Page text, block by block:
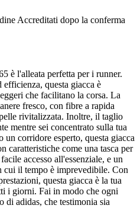
Accreditati dopo la conferma
è l'alleata perfetta per i runner.
questa giacca è
che facilitano la corsa. La
fresco, con fibre a rapida
rivitalizzata. Inoltre, il taglio
mentre sei concentrato sulla tua
corridore esperto, questa giacca
caratteristiche come una tasca per
accesso all'essenziale, e un
il tempo è imprevedibile. Con
questa giacca è la tua
i giorni. Fai in modo che ogni
di adidas, che testimonia sia